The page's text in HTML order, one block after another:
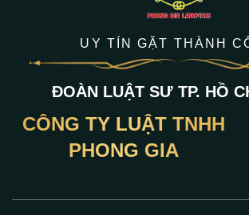
UY TÍN GẶT THÀNH
ĐOÀN LUẬT SƯ TP. HỒ
CÔNG TY LUẬT TNHH
PHONG GIA